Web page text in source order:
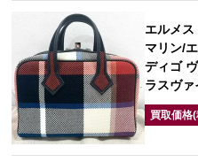
エルメ
マリン/
ディゴ
ラスヴ
買取価格